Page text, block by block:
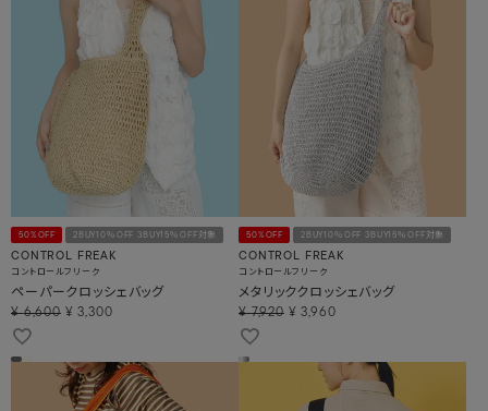
50%OFF 2BUY10％OFF 3BUY15％OFF対象
CONTROL FREAK
コントロールフリーク
ペーパークロッシェバッグ
¥ 6,600 ¥ 3,300
50%OFF 2BUY10％OFF 3BUY15％OFF対象
CONTROL FREAK
コントロールフリーク
メタリッククロッシェバッグ
¥ 7,920 ¥ 3,960